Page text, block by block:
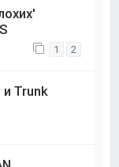
1 2
и Trunk